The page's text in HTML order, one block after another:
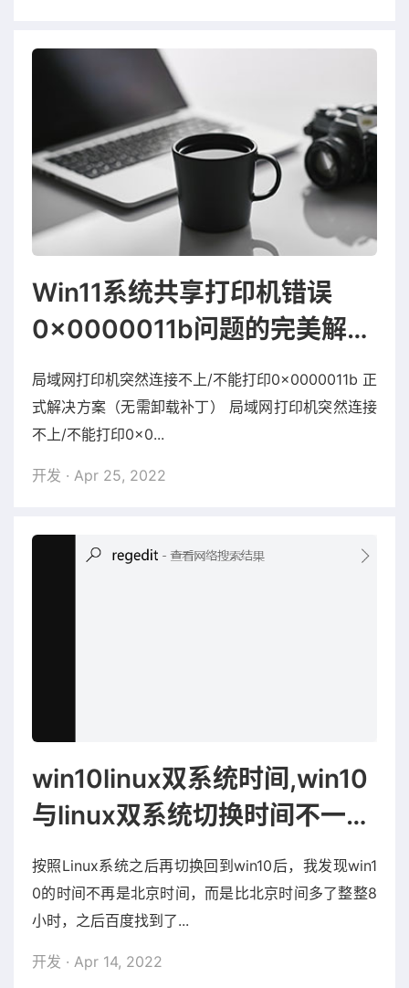
Win11系统共享打印机错误
0x0000011b问题的完美解决
方法
局域网打印机突然连接不上/不能打印0x0000011b 正
式解决方案（无需卸载补丁） 局域网打印机突然连接
不上/不能打印0x0...
开发 · Apr 25, 2022
win10linux双系统时间,win10
与linux双系统切换时间不一致
的调整
按照Linux系统之后再切换回到win10后，我发现win1
0的时间不再是北京时间，而是比北京时间多了整整8
小时，之后百度找到了...
开发 · Apr 14, 2022